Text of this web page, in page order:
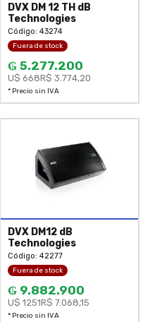
DVX DM 12 TH dB
Technologies
Código: 43274
Fuera de stock
₲ 5.277.200
U$ 668R$ 3.774,20
* Precio sin IVA
DVX DM12 dB
Technologies
Código: 42277
Fuera de stock
₲ 9.882.900
U$ 1251R$ 7.068,15
* Precio sin IVA